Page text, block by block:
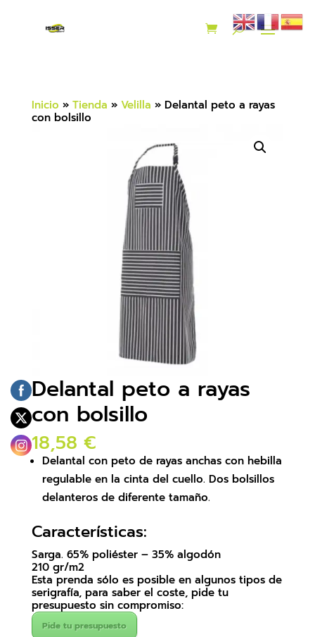
Inicio » Tienda » Velilla » Delantal peto a rayas
con bolsillo
Delantal peto a rayas
con bolsillo
18,58 €
Delantal con peto de rayas anchas con hebilla
regulable en la cinta del cuello. Dos bolsillos
delanteros de diferente tamaño.
Características:
Sarga. 65% poliéster – 35% algodón
210 gr/m2
Esta prenda sólo es posible en algunos tipos de
serigrafía, para saber el coste, pide tu
presupuesto sin compromiso:
Pide tu presupuesto